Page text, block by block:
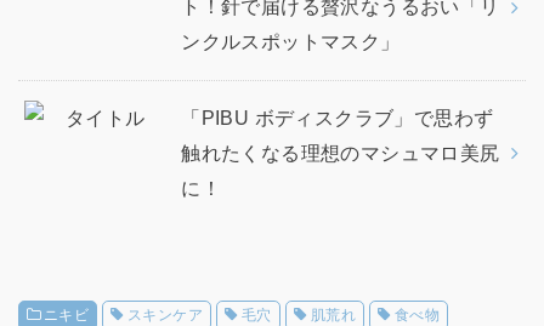
ト！針で届ける贅沢なうるおい「リ
ンクルスポットマスク」
「PIBU ボディスクラブ」で思わず
触れたくなる理想のマシュマロ美尻
に！
ニキビ スキンケア 毛穴 肌荒れ 食べ物